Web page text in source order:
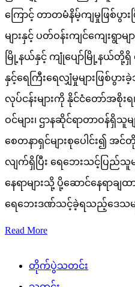
ကြောင့် တာတမံနိမ့်ကျမှုဖြစ်ပွာ
များနှင့် ပတ်ဝန်းကျင်ကျေးရွာ
မြို့နယ်နှင့် ကျုံပျော်မြို့နယ်တို့ရှိ
နှင့်ရေကြီးရေလျှံမှုများဖြစ်
လုပ်ငန်းများကို နိုင်ငံတော်အစို
ဝင်များ၊ ဌာနဆိုင်ရာတာဝန်ရှိသူမ
စေတနာရှင်များစုပေါင်း၍
လျက်ရှိပြီး ရေဘေးသင့်ပြည်သူ
နေရာများသို့ ပို့ဆောင်နေရ
ရေဘေးဒဏ်သင့်ခဲ့ရသည့်ဒေသမျ
Read More
တိုက်ပွဲသတင်း